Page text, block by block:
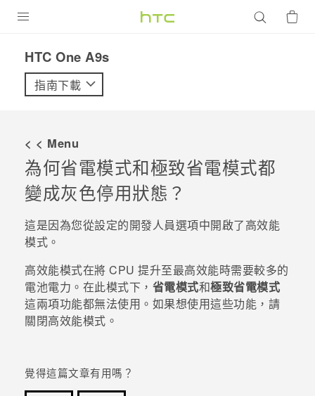
VIVE
配件
VIVERSE
優惠專區
焦點訊息
校園專案
企業採購
銷售門市
銷售通路
支援服務
VIVELAND
HTC One A9s‎
指南下載
< < Menu
為何省電模式和極致省電模式都
變成灰色停用狀態？
這是因為您從設定的開發人員選項中開啟了高效能
模式。
高效能模式在將 CPU 提升至最高效能時需要較多的
電池電力。在此模式下， 省電模式和極致省電模式
這兩項功能都無法使用。如果想使用這些功能，請
關閉高效能模式。
覺得這篇文章有用嗎？